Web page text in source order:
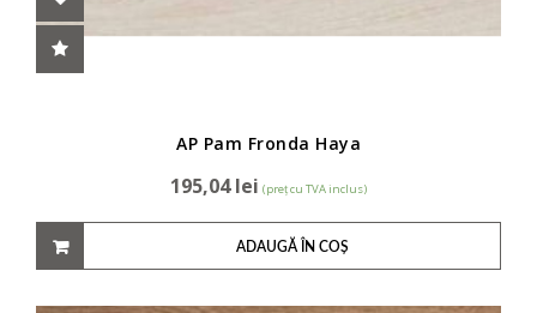
AP Pam Fronda Haya
195,04lei (preț cu TVA inclus)
ADAUGĂ ÎN COȘ